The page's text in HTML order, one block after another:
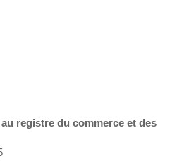
registre du commerce et des